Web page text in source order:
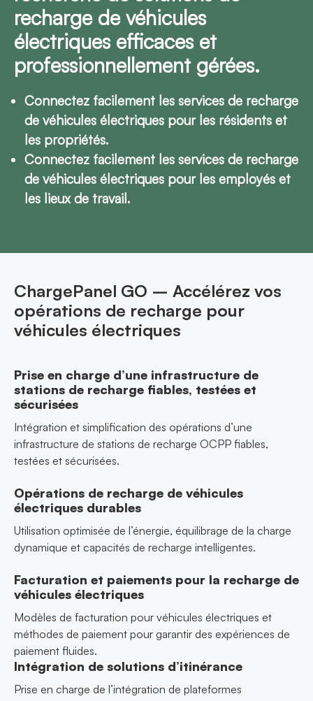
recharge de véhicules
électriques efficaces et
professionnellement gérées.
Connectez facilement les services de recharge
de véhicules électriques pour les résidents et
les propriétés.
Connectez facilement les services de recharge
de véhicules électriques pour les employés et
les lieux de travail.
ChargePanel GO – Accélérez vos
opérations de recharge pour
véhicules électriques
Prise en charge d’une infrastructure de
stations de recharge fiables, testées et
sécurisées
Intégration et simplification des opérations d’une
infrastructure de stations de recharge OCPP fiables,
testées et sécurisées.
Opérations de recharge de véhicules
électriques durables
Utilisation optimisée de l’énergie, équilibrage de la charge
dynamique et capacités de recharge intelligentes.
Facturation et paiements pour la recharge de
véhicules électriques
Modèles de facturation pour véhicules électriques et
méthodes de paiement pour garantir des expériences de
paiement fluides.
Intégration de solutions d’itinérance
Prise en charge de l’intégration de plateformes